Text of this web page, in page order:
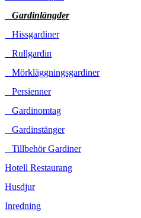
Gardinlängder
Hissgardiner
Rullgardin
Mörkläggningsgardiner
Persienner
Gardinomtag
Gardinstänger
Tillbehör Gardiner
Hotell Restaurang
Husdjur
Inredning